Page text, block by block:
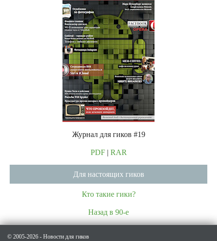
Журнал для гиков #19
PDF| RAR
Для настоящих гиков
Кто такие гики?
Назад в 90-е
© 2005-2026 - Новости для гиков